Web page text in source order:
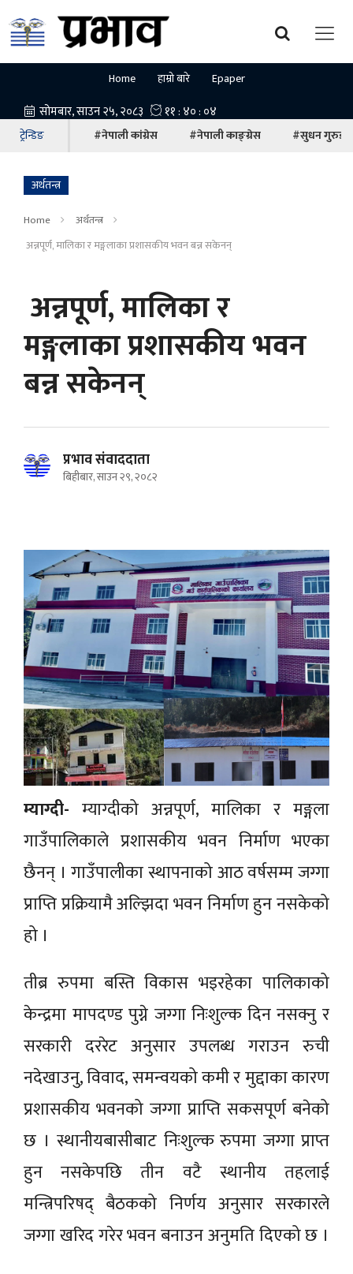
Home हाम्रो बारे Epaper
ट्रेन्डिङ #नेपाली कांग्रेस #नेपाली काङ्ग्रेस #सुधन गुरुङ
अर्थतन्त्र
Home
अर्थतन्त्र
अन्नपूर्ण, मालिका र मङ्गलाका प्रशासकीय भवन बन्न सकेनन्
अन्नपूर्ण, मालिका र
मङ्गलाका प्रशासकीय भवन
बन्न सकेनन्
प्रभाव संवाददाता
बिहीबार, साउन २९, २०८२
म्याग्दी- म्याग्दीको अन्नपूर्ण, मालिका र मङ्गला
गाउँपालिकाले प्रशासकीय भवन निर्माण भएका
छैनन् । गाउँपालीका स्थापनाको आठ वर्षसम्म जग्गा
प्राप्ति प्रक्रियामै अल्झिदा भवन निर्माण हुन नसकेको
हो ।
तीब्र रुपमा बस्ति विकास भइरहेका पालिकाको
केन्द्रमा मापदण्ड पुग्ने जग्गा निःशुल्क दिन नसक्नु र
सरकारी दररेट अनुसार उपलब्ध गराउन रुची
नदेखाउनु, विवाद, समन्वयको कमी र मुद्दाका कारण
प्रशासकीय भवनको जग्गा प्राप्ति सकसपूर्ण बनेको
छ । स्थानीयबासीबाट निःशुल्क रुपमा जग्गा प्राप्त
हुन नसकेपछि तीन वटै स्थानीय तहलाई
मन्त्रिपरिषद् बैठकको निर्णय अनुसार सरकारले
जग्गा खरिद गरेर भवन बनाउन अनुमति दिएको छ ।